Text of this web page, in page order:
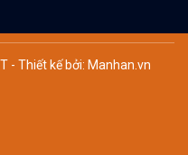
- Thiết kế bởi: Manhan.vn